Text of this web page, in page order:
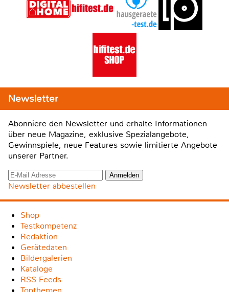
Newsletter
Abonniere den Newsletter und erhalte Informationen
über neue Magazine, exklusive Spezialangebote,
Gewinnspiele, neue Features sowie limitierte Angebote
unserer Partner.
Newsletter abbestellen
Shop
Testkompetenz
Redaktion
Gerätedaten
Bildergalerien
Kataloge
RSS-Feeds